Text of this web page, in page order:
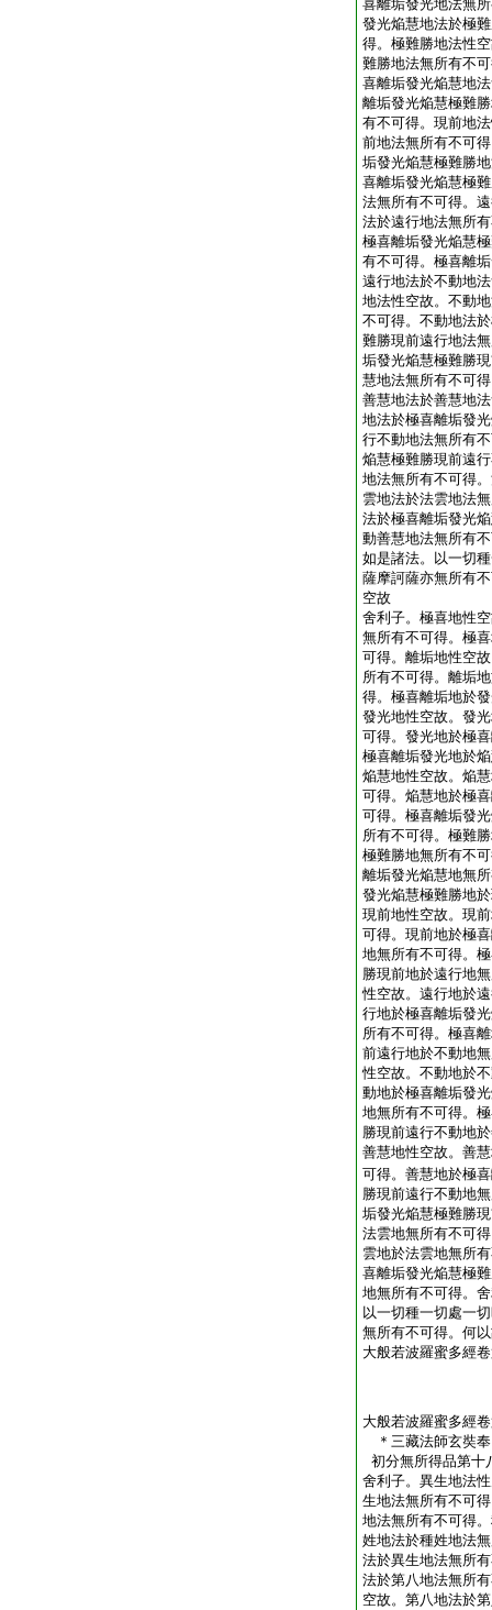
喜離垢發光地法無
發光焔慧地法於極
得。極難勝地法性
難勝地法無所有不
喜離垢發光焔慧地
離垢發光焔慧極難
有不可得。現前地
前地法無所有不可
垢發光焔慧極難勝
喜離垢發光焔慧極
法無所有不可得。
法於遠行地法無所
極喜離垢發光焔慧
有不可得。極喜離
遠行地法於不動地
地法性空故。不動
不可得。不動地法
難勝現前遠行地法
垢發光焔慧極難勝
慧地法無所有不可
善慧地法於善慧地
地法於極喜離垢發
行不動地法無所有
焔慧極難勝現前遠
地法無所有不可得
雲地法於法雲地法
法於極喜離垢發光
動善慧地法無所有
如是諸法。以一切
薩摩訶薩亦無所有
空故
舍利子。極喜地性
無所有不可得。極
可得。離垢地性空
所有不可得。離垢
得。極喜離垢地於
發光地性空故。發
可得。發光地於極
極喜離垢發光地於
焔慧地性空故。焔
可得。焔慧地於極
可得。極喜離垢發
所有不可得。極難
極難勝地無所有不
離垢發光焔慧地無
發光焔慧極難勝地
現前地性空故。現
可得。現前地於極
地無所有不可得。
勝現前地於遠行地
性空故。遠行地於
行地於極喜離垢發
所有不可得。極喜
前遠行地於不動地
性空故。不動地於
動地於極喜離垢發
地無所有不可得。
勝現前遠行不動地
善慧地性空故。善
可得。善慧地於極
勝現前遠行不動地
垢發光焔慧極難勝
法雲地無所有不可
雲地於法雲地無所
喜離垢發光焔慧極
地無所有不可得。
以一切種一切處一
無所有不可得。何
大般若波羅蜜多經
大般若波羅蜜多經
＊三藏法師玄
初分無所得品第十
舍利子。異生地法
生地法無所有不可
地法無所有不可得
姓地法於種姓地法
法於異生地法無所
法於第八地法無所
空故。第八地法於